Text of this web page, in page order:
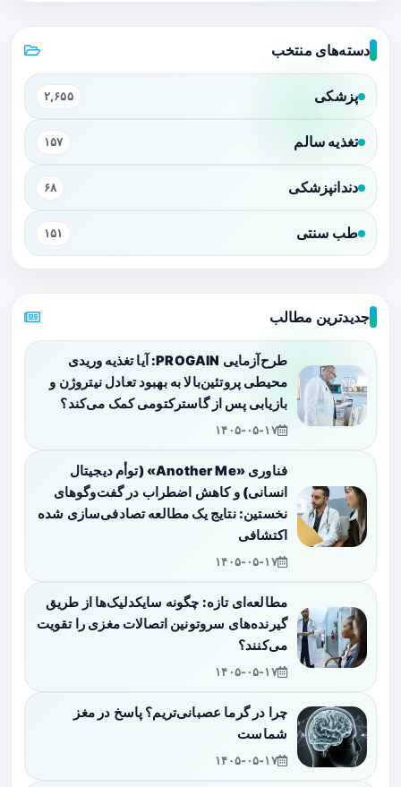
دسته‌های منتخب
پزشکی ۲,۶۵۵
تغذیه سالم ۱۵۷
دندانپزشکی ۶۸
طب سنتی ۱۵۱
جدیدترین مطالب
طرح‌آزمایی PROGAIN: آیا تغذیه وریدی
محیطی پروتئین‌بالا به بهبود تعادل نیتروژن و
بازیابی پس از گاسترکتومی کمک می‌کند؟
۱۴۰۵-۰۵-۱۷
فناوری «Another Me» (توأم دیجیتال
انسانی) و کاهش اضطراب در گفت‌وگوهای
نخستین: نتایج یک مطالعه تصادفی‌سازی شده
اکتشافی
۱۴۰۵-۰۵-۱۷
مطالعه‌ای تازه: چگونه سایکدلیک‌ها از طریق
گیرنده‌های سروتونین اتصالات مغزی را تقویت
می‌کنند؟
۱۴۰۵-۰۵-۱۷
چرا در گرما عصبانی‌تریم؟ پاسخ در مغز
شماست
۱۴۰۵-۰۵-۱۷